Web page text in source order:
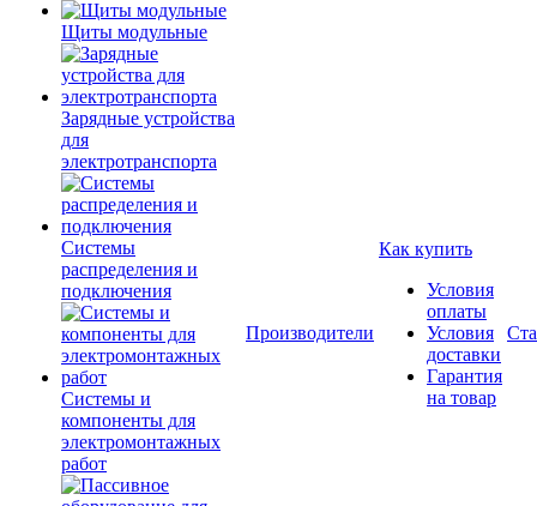
Щиты модульные
Зарядные устройства
для
электротранспорта
Системы
распределения и
подключения
Системы и
компоненты для
электромонтажных
работ
Производители
Как купить
Условия
оплаты
Условия
доставки
Гарантия
на товар